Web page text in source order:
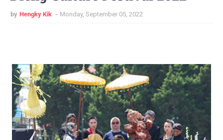
by Hengky Kik Monday, September 05, 2022